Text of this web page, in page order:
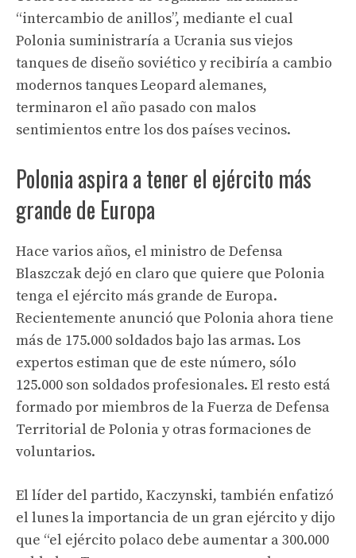
“intercambio de anillos”, mediante el cual
Polonia suministraría a Ucrania sus viejos
tanques de diseño soviético y recibiría a cambio
modernos tanques Leopard alemanes,
terminaron el año pasado con malos
sentimientos entre los dos países vecinos.
Polonia aspira a tener el ejército más
grande de Europa
Hace varios años, el ministro de Defensa
Blaszczak dejó en claro que quiere que Polonia
tenga el ejército más grande de Europa.
Recientemente anunció que Polonia ahora tiene
más de 175.000 soldados bajo las armas. Los
expertos estiman que de este número, sólo
125.000 son soldados profesionales. El resto está
formado por miembros de la Fuerza de Defensa
Territorial de Polonia y otras formaciones de
voluntarios.
El líder del partido, Kaczynski, también enfatizó
el lunes la importancia de un gran ejército y dijo
que “el ejército polaco debe aumentar a 300.000